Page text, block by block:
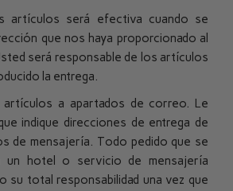
artículos será efectiva cuando se
que nos haya proporcionado al
será responsable de los artículos
la entrega.
artículos a apartados de correo. Le
indique direcciones de entrega de
de mensajería. Todo pedido que se
un hotel o servicio de mensajería
su total responsabilidad una vez que